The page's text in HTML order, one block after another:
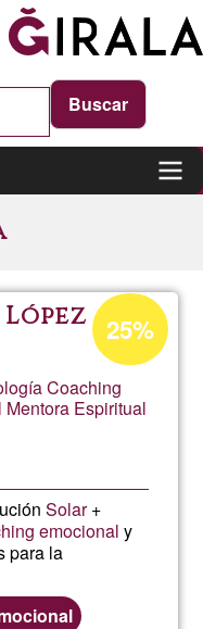
Coaching
Mentora Espiritual
Solar+
emocional y
para la
Acceptance
percentage
Ğ1
25%